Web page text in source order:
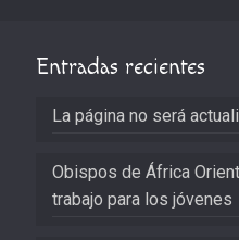
Entradas recientes
La página no será
Obispos de África
trabajo para los jóvenes